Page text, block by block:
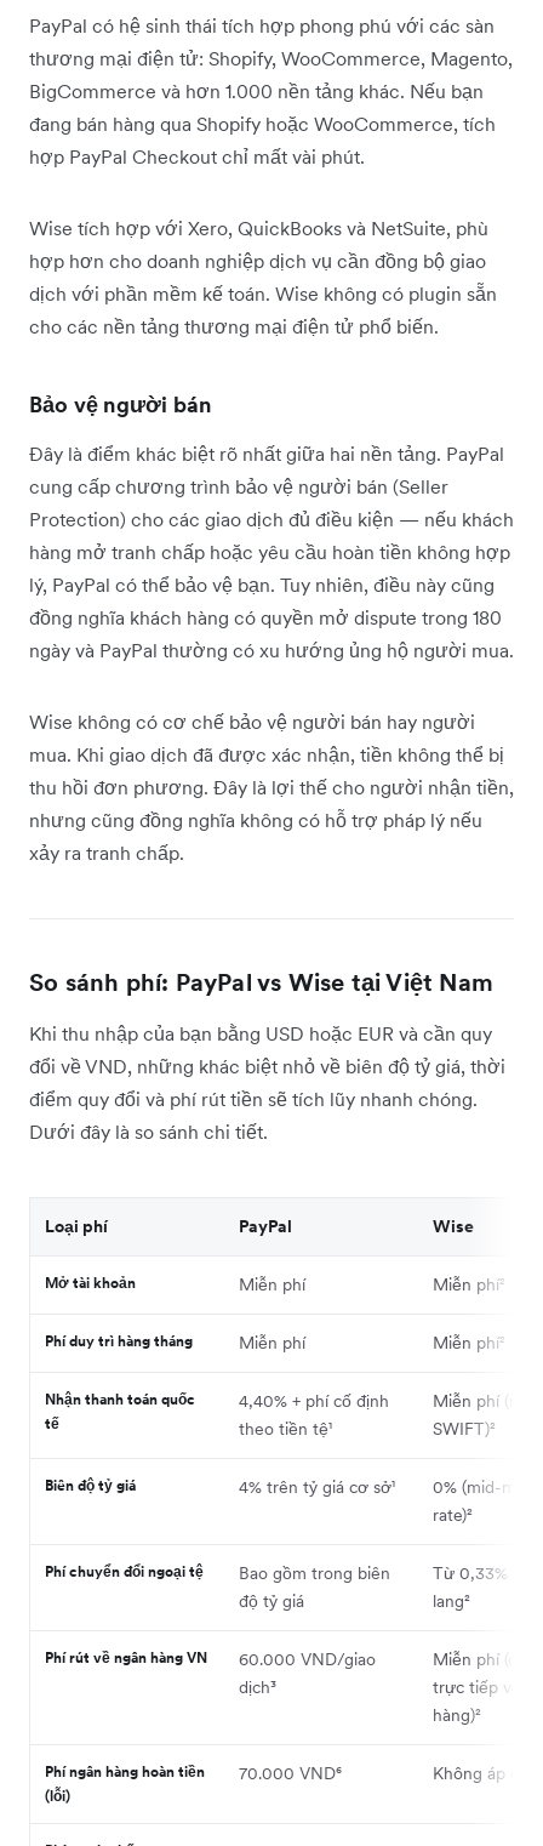
PayPal có hệ sinh thái tích hợp phong phú với các sàn
thương mại điện tử: Shopify, WooCommerce, Magento,
BigCommerce và hơn 1.000 nền tảng khác. Nếu bạn
đang bán hàng qua Shopify hoặc WooCommerce, tích
hợp PayPal Checkout chỉ mất vài phút.
Wise tích hợp với Xero, QuickBooks và NetSuite, phù
hợp hơn cho doanh nghiệp dịch vụ cần đồng bộ giao
dịch với phần mềm kế toán. Wise không có plugin sẵn
cho các nền tảng thương mại điện tử phổ biến.
Bảo vệ người bán
Đây là điểm khác biệt rõ nhất giữa hai nền tảng. PayPal
cung cấp chương trình bảo vệ người bán (Seller
Protection) cho các giao dịch đủ điều kiện — nếu khách
hàng mở tranh chấp hoặc yêu cầu hoàn tiền không hợp
lý, PayPal có thể bảo vệ bạn. Tuy nhiên, điều này cũng
đồng nghĩa khách hàng có quyền mở dispute trong 180
ngày và PayPal thường có xu hướng ủng hộ người mua.
Wise không có cơ chế bảo vệ người bán hay người
mua. Khi giao dịch đã được xác nhận, tiền không thể bị
thu hồi đơn phương. Đây là lợi thế cho người nhận tiền,
nhưng cũng đồng nghĩa không có hỗ trợ pháp lý nếu
xảy ra tranh chấp.
So sánh phí: PayPal vs Wise tại Việt Nam
Khi thu nhập của bạn bằng USD hoặc EUR và cần quy
đổi về VND, những khác biệt nhỏ về biên độ tỷ giá, thời
điểm quy đổi và phí rút tiền sẽ tích lũy nhanh chóng.
Dưới đây là so sánh chi tiết.
Loại phí PayPal Wise
Mở tài khoản Miễn phí Miễn phí²
Phí duy trì hàng tháng Miễn phí Miễn phí²
Nhận thanh toán quốc
tế
4,40% + phí cố định
theo tiền tệ¹
Miễn phí
SWIFT)²
Biên độ tỷ giá 4% trên tỷ giá cơ sở¹
0% (mid-
rate)²
Phí chuyển đổi ngoại tệ
Bao gồm trong biên
độ tỷ giá
Từ 0,33% tùy
lang²
Phí rút về ngân hàng VN
60.000 VND/giao
dịch³
Miễn phí
trực tiếp về
hàng)²
Phí ngân hàng hoàn tiền
(lỗi)
70.000 VND⁶ Không áp